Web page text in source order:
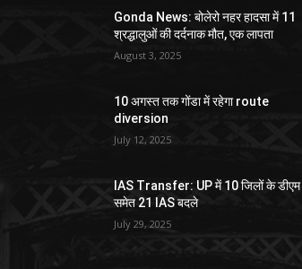
Gonda News: बोलेरो नहर हादसा में 11
श्रद्धालुओं की दर्दनाक मौत, एक लापता
August 3, 2025
10 अगस्त तक गोंडा में रहेगा route
diversion
July 12, 2025
IAS Transfer: UP में 10 जिलों के डीएम
समेत 21 IAS बदले
July 29, 2025